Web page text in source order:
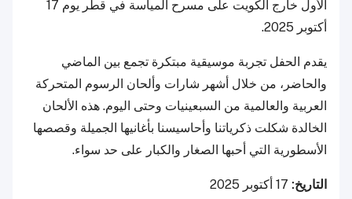
الأول خارج الكويت على مسرح المياسة في قطر يوم 17
أكتوبر 2025.
يقدم الحفل تجربة موسيقية مبتكرة تجمع بين الماضي
والحاضر، من خلال أشهر شارات وألحان الرسوم المتحركة
العربية والعالمية من السبعينيات وحتى اليوم. هذه الألحان
الخالدة شكلت ذكرياتنا وأحاسيسنا بأغانيها الجميلة وقصصها
الأسطورية التي أحبها الصغار والكبار على حد سواء.
التاريخ: